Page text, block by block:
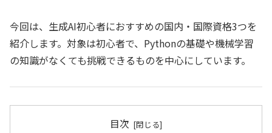
今回は、生成AI初心者におすすめの国内・国際資格3つを
紹介します。対象は初心者で、Pythonの基礎や機械学習
の知識がなくても挑戦できるものを中心にしています。
目次